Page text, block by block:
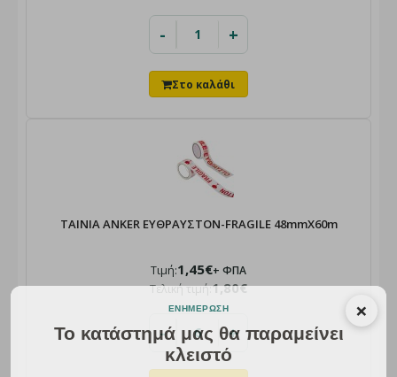
×
ΕΝΗΜΈΡΩΣΗ
Το κατάστημά μας θα παραμείνει
κλειστό
- +
ΤΑΙΝΙΑ ANKER ΕΥΘΡΑΥΣΤΟΝ-FRAGILE 48mmX60m
Τιμή:1,45€+ ΦΠΑ
Τελική τιμή:1,80€
- +